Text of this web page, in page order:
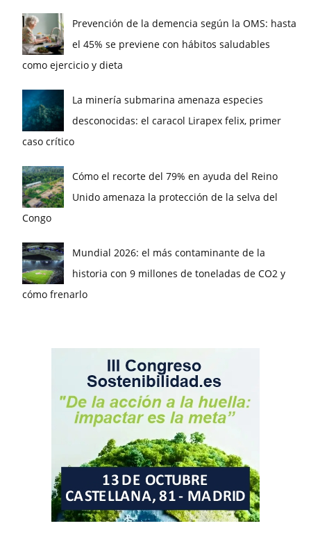
Prevención de la demencia según la OMS: hasta
el 45% se previene con hábitos saludables
como ejercicio y dieta
La minería submarina amenaza especies
desconocidas: el caracol Lirapex felix, primer
caso crítico
Cómo el recorte del 79% en ayuda del Reino
Unido amenaza la protección de la selva del
Congo
Mundial 2026: el más contaminante de la
historia con 9 millones de toneladas de CO2 y
cómo frenarlo